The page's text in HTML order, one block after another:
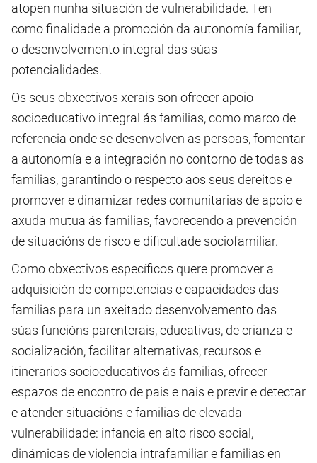
atopen nunha situación de vulnerabilidade. Ten
como finalidade a promoción da autonomía familiar,
o desenvolvemento integral das súas
potencialidades.
Os seus obxectivos xerais son ofrecer apoio
socioeducativo integral ás familias, como marco de
referencia onde se desenvolven as persoas, fomentar
a autonomía e a integración no contorno de todas as
familias, garantindo o respecto aos seus dereitos e
promover e dinamizar redes comunitarias de apoio e
axuda mutua ás familias, favorecendo a prevención
de situacións de risco e dificultade sociofamiliar.
Como obxectivos específicos quere promover a
adquisición de competencias e capacidades das
familias para un axeitado desenvolvemento das
súas funcións parenterais, educativas, de crianza e
socialización, facilitar alternativas, recursos e
itinerarios socioeducativos ás familias, ofrecer
espazos de encontro de pais e nais e previr e detectar
e atender situacións e familias de elevada
vulnerabilidade: infancia en alto risco social,
dinámicas de violencia intrafamiliar e familias en